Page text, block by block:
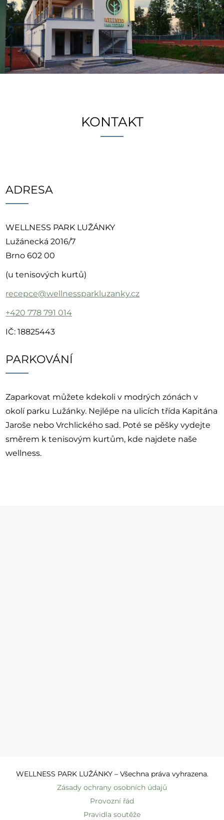
KONTAKT
ADRESA
WELLNESS PARK LUŽÁNKY
Lužánecká 2016/7
Brno 602 00
(u tenisových kurtů)
recepce@wellnessparkluzanky.cz
+420 778 791 014
IČ: 18825443
PARKOVÁNÍ
Zaparkovat můžete kdekoli v modrých zónách v
okolí parku Lužánky. Nejlépe na ulicích třída Kapitána
Jaroše nebo Vrchlického sad. Poté se pěšky vydejte
směrem k tenisovým kurtům, kde najdete naše
wellness.
WELLNESS PARK LUŽÁNKY – Všechna práva vyhrazena.
Zásady ochrany osobních údajů
Provozní řád
Pravidla soutěže